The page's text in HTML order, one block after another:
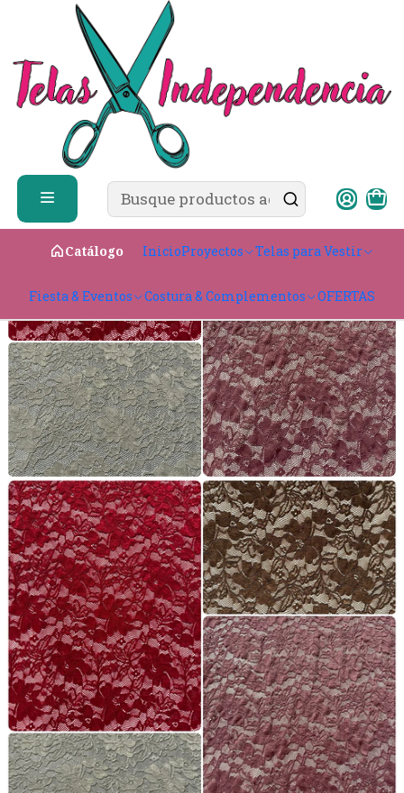
Catálogo InicioProyectos Telas para Vestir
Fiesta & Eventos Costura & Complementos OFERTAS
✨ ¿Cómo comprar?
Telas para Vestir